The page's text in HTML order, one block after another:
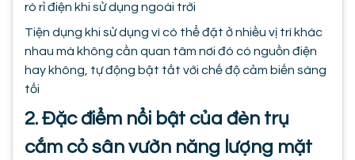
rò rỉ điện khi sử dụng ngoài trời
Tiện dụng khi sử dụng vì có thể đặt ở nhiều vị trí khác
nhau mà không cần quan tâm nơi đó có nguồn điện
hay không, tự động bật tắt với chế độ cảm biến sáng
tối
2. Đặc điểm nổi bật của đèn trụ
cắm cỏ sân vườn năng lượng mặt